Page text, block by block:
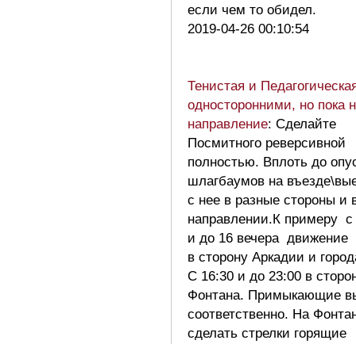
если чем то обидел.
2019-04-26 00:10:54
Тенистая и
односторонними, но пока
направление: Сделайте
Посмитного реверсивной
полностью. Вплоть до
шлагбаумов на
с нее в разные стороны и
направлении.К примеру с
и до 16 вечера движение
в сторону Аркадии и
С 16:30 и до 23:00 в
Фонтана. Примыкающие
соответственно. На
сделать стрелки горящие